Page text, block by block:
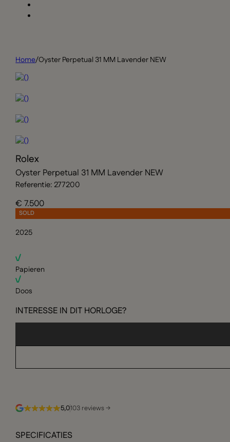
Home/Oyster Perpetual 31 MM Lavender NEW
Rolex
Oyster Perpetual 31 MM Lavender NEW
Referentie: 277200
€ 7.500
SOLD
2025
Papieren
Doos
INTERESSE IN DIT HORLOGE?
5,0103 reviews →
SPECIFICATIES